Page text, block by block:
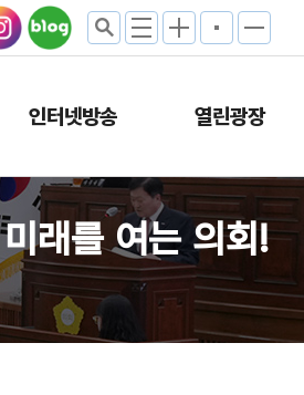
인터넷방송 열린광장
래를 여는 의회!